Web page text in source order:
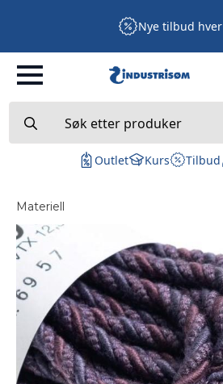
Nye tilbud
for:
Outlet Kurs Tilbud
Materiell